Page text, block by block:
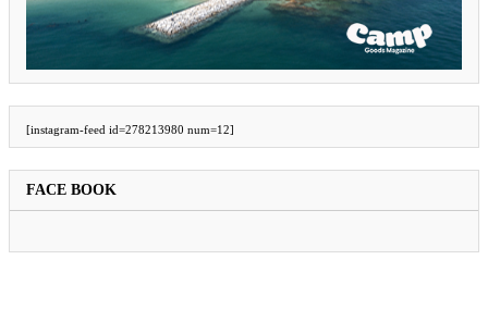
[instagram-feed id=278213980 num=12]
FACE BOOK